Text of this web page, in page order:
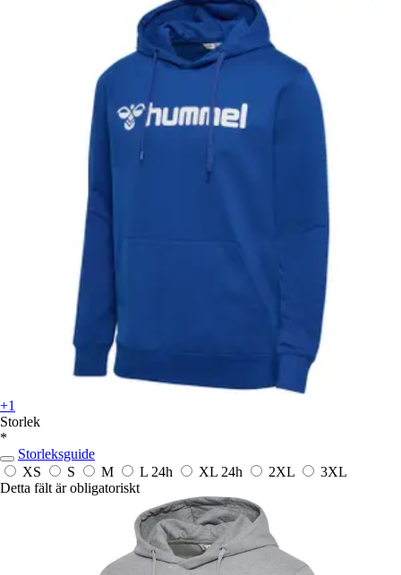
+1
Storlek
*
Storleksguide
XS
S M L 24h XL 24h 2XL
3XL
Detta fält är obligatoriskt